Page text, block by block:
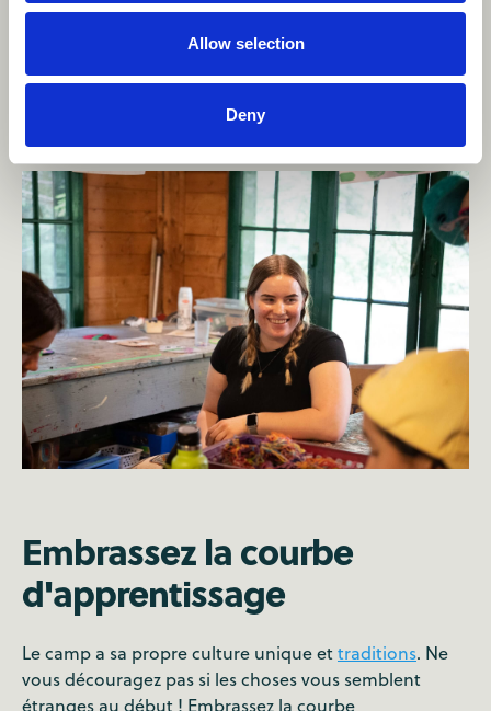
Allow selection
Deny
Aliments canadiens! Participez aux traditions du camp
et adoptez des points de vue différents. Vous pourriez
découvrir quelque chose que vous aimez et auquel
Embrassez la courbe
d'apprentissage
Le camp a sa propre culture unique ettraditions. Ne
vous découragez pas si les choses vous semblent
étranges au début ! Embrassez la courbe